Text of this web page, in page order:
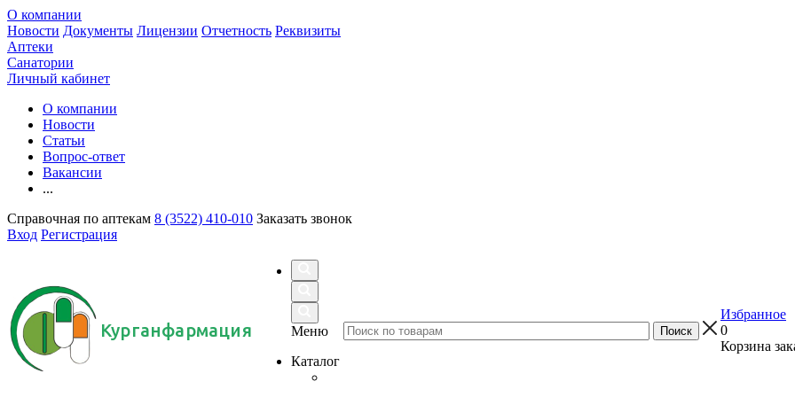
О компании
Новости Документы Лицензии Отчетность Реквизиты
Аптеки
Санатории
Личный кабинет
О компании
Новости
Статьи
Вопрос-ответ
Вакансии
...
Справочная по аптекам 8 (3522) 410-010 Заказать звонок
Вход Регистрация
Курганфармация
Меню
Каталог
Избранное
0
Корзина